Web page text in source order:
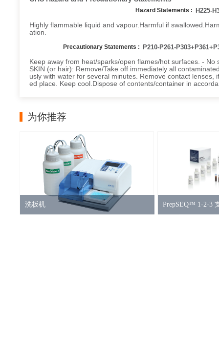
Hazard Statements :
H225-
Highly flammable liquid and vapour.Harmful if
ation.
Precautionary Statements :
P210-P261-
Keep away from heat/sparks/open flames/hot surfaces. -
SKIN (or hair): Remove/Take off immediately all
usly with water for several minutes. Remove contact
ed place. Keep cool.Dispose of contents/container in
为你推荐
洗板机 PrepSEQ™ 1-2-3